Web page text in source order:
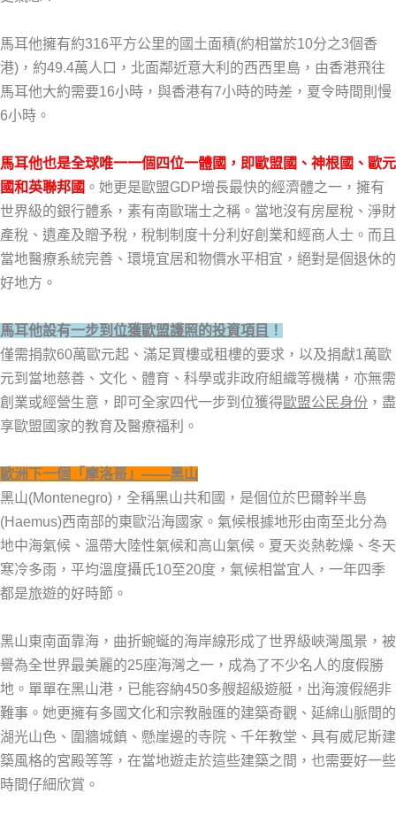
馬耳他擁有約316平方公里的國土面積(約相當於10分之3個香
港)，約49.4萬人口，北面鄰近意大利的西西里島，由香港飛往
馬耳他大約需要16小時，與香港有7小時的時差，夏令時間則慢
6小時。
馬耳他也是全球唯一一個四位一體國，即歐盟國、神根國、歐元
國和英聯邦國 。她更是歐盟GDP增長最快的經濟體之一，擁有
世界級的銀行體系，素有南歐瑞士之稱。當地沒有房屋稅、淨財
產稅、遺產及贈予稅，稅制制度十分利好創業和經商人士。而且
當地醫療系統完善、環境宜居和物價水平相宜，絕對是個退休的
好地方。
馬耳他設有一步到位獲歐盟護照的投資項目
！
僅需捐款60萬歐元起、滿足買樓或租樓的要求，以及捐獻1萬歐
元到當地慈善、文化、體育、科學或非政府組織等機構，亦無需
創業或經營生意，即可全家四代一步到位獲得歐盟公民身份 ，盡
享歐盟國家的教育及醫療福利。
歐洲下一個「摩洛哥」——黑山
黑山(Montenegro)，全稱黑山共和國，是個位於巴爾幹半島
(Haemus)西南部的東歐沿海國家。氣候根據地形由南至北分為
地中海氣候、溫帶大陸性氣候和高山氣候。夏天炎熱乾燥、冬天
寒冷多雨，平均溫度攝氏10至20度，氣候相當宜人，一年四季
都是旅遊的好時節。
黑山東南面靠海，曲折蜿蜒的海岸線形成了世界級峽灣風景，被
譽為全世界最美麗的25座海灣之一，成為了不少名人的度假勝
地。單單在黑山港，已能容納450多艘超級遊艇，出海渡假絕非
難事。她更擁有多國文化和宗教融匯的建築奇觀、延綿山脈間的
湖光山色、圍牆城鎮、懸崖邊的寺院、千年教堂、具有威尼斯建
築風格的宮殿等等，在當地遊走於這些建築之間，也需要好一些
時間仔細欣賞。